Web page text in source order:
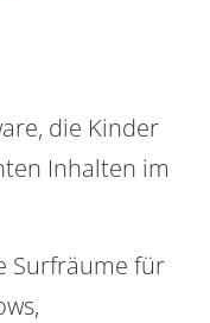
die Kinder
Inhalten im
Surfräume für